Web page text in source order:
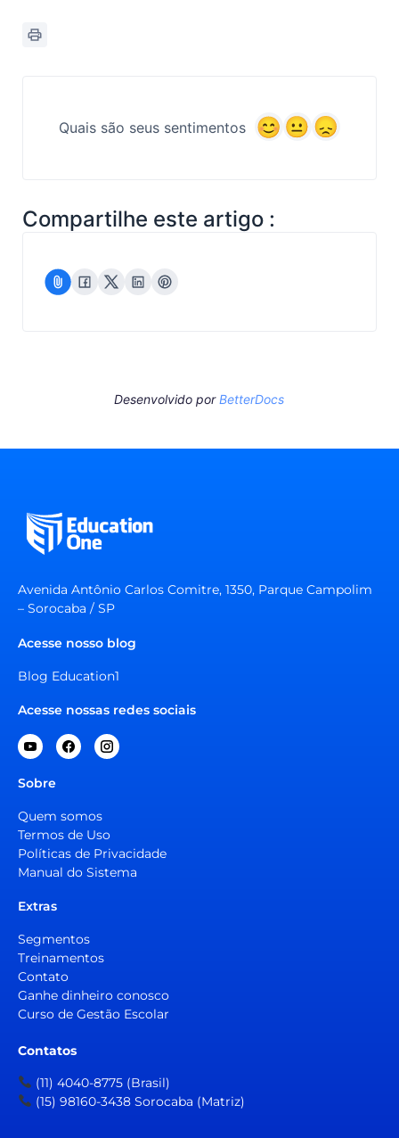
Quais são seus sentimentos
Compartilhe este artigo :
Desenvolvido porBetterDocs
Avenida Antônio Carlos Comitre, 1350, Parque Campolim
– Sorocaba / SP
Acesse nosso blog
Blog Education1
Acesse nossas redes sociais
Sobre
Quem somos
Termos de Uso
Políticas de Privacidade
Manual do Sistema
Extras
Segmentos
Treinamentos
Contato
Ganhe dinheiro conosco
Curso de Gestão Escolar
Contatos
(11) 4040-8775 (Brasil)
(15) 98160-3438 Sorocaba (Matriz)